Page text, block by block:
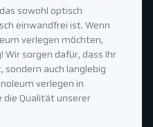
sowohl optisch
einwandfrei ist. Wenn
verlegen möchten,
Wir sorgen dafür, dass Ihr
sondern auch langlebig
verlegen in
die Qualität unserer